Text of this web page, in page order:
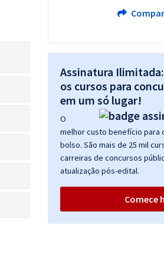
Assinatura
os cursos para
em um só lugar!
O
melhor custo benefício para
bolso. São mais de 25 mil
carreiras de concursos
atualização pós-edital.
Comece